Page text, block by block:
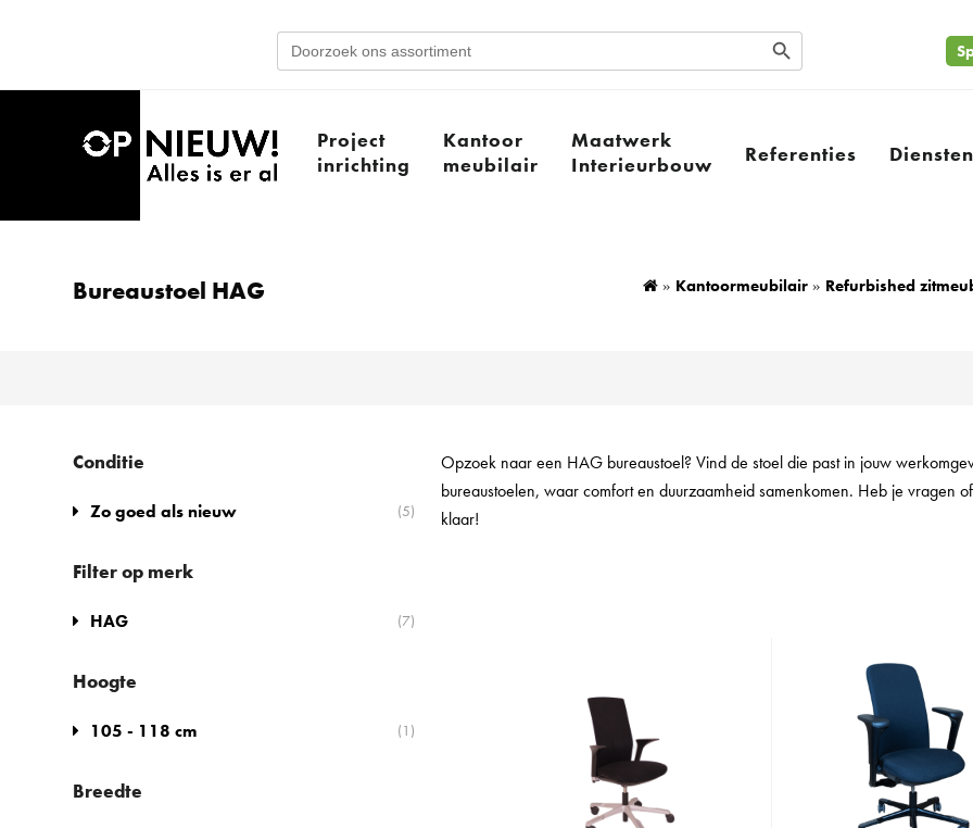
Search
for:
Search Button
Project
inrichting
Kantoor
meubilair
Maatwerk
Interieurbouw
Referenties Diensten
Bureaustoel HAG » Kantoormeubilair» Refurbished
Opzoek naar een HAG bureaustoel? Vind de stoel die past in jouw
bureaustoelen, waar comfort en duurzaamheid samenkomen. Heb je vragen
klaar!
Conditie
Zo goed als nieuw (5)
Filter op merk
HAG (7)
Hoogte
105 - 118 cm (1)
Breedte